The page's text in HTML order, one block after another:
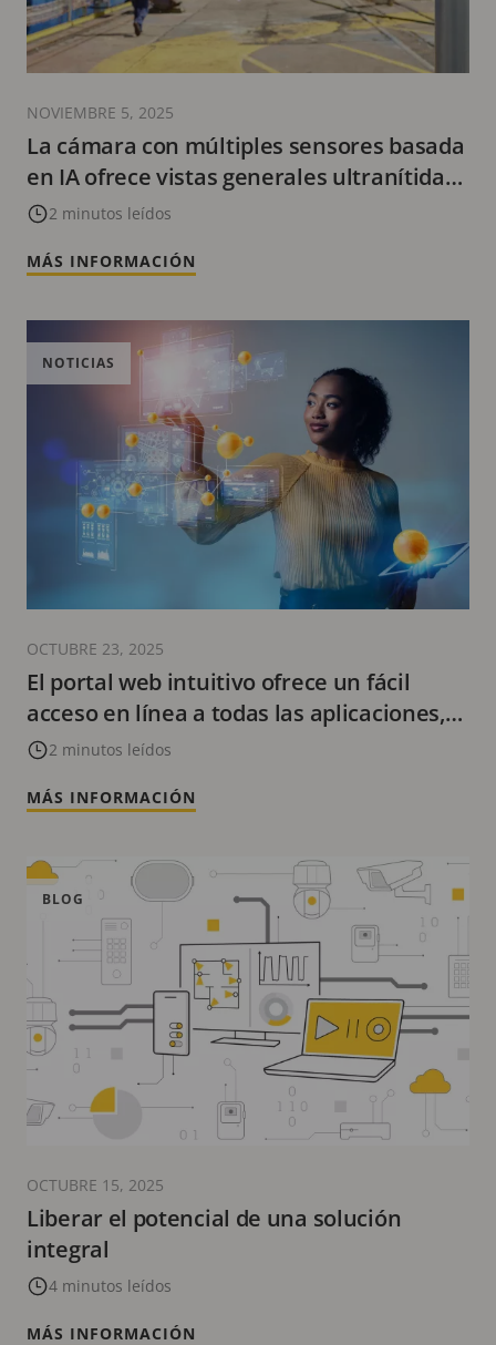
La cámara con múltiples sensores basada
en IA ofrece vistas generales ultranítidas
en condiciones adversas
2 minutos leídos
NOVIEMBRE 5, 2025
MÁS INFORMACIÓN
El portal web intuitivo ofrece un fácil
acceso en línea a todas las aplicaciones,
sistemas y servicios en la nube de Axis
2 minutos leídos
NOTICIAS
OCTUBRE 23, 2025
MÁS INFORMACIÓN
Liberar el potencial de una solución
integral
4 minutos leídos
BLOG
OCTUBRE 15, 2025
MÁS INFORMACIÓN